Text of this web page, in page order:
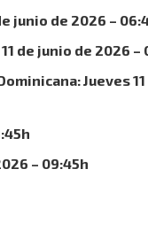
junio de 2026 –
de junio de 2026 –
Jueves 11
– 09:45h